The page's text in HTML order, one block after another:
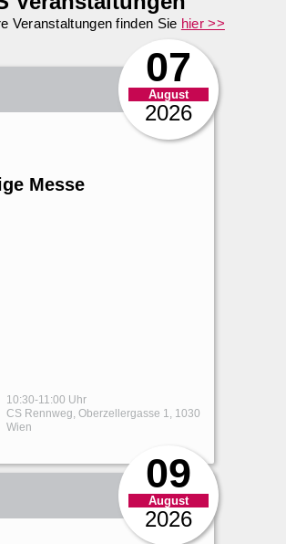
Veranstaltungen finden Sie hier >>
07
August
2026
Messe
10:30-11:00 Uhr
CS Rennweg, Oberzellergasse 1, 1030
Wien
09
August
2026